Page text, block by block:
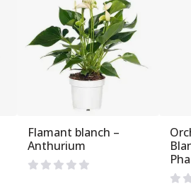
Flamant blanch –
Anthurium